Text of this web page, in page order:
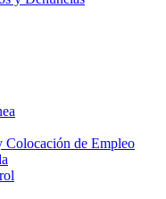
Colocación de Empleo